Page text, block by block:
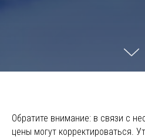
Обратите внимание: в связи с
цены могут корректироваться.